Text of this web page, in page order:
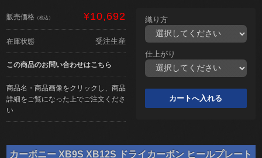
販売価格 （税込） ¥10,692
在庫状態 受注生産
この商品のお問い合わせはこちら
商品名・商品画像をクリックし、商品
詳細をご覧になった上でご注文くださ
い
織り方
仕上がり
カーボニー XB9S XB12S ドライカーボン ヒールプレート